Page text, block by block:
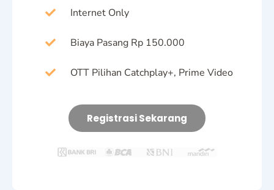
Internet Only
Biaya Pasang Rp 150.000
OTT Pilihan Catchplay+, Prime Video
Registrasi Sekarang